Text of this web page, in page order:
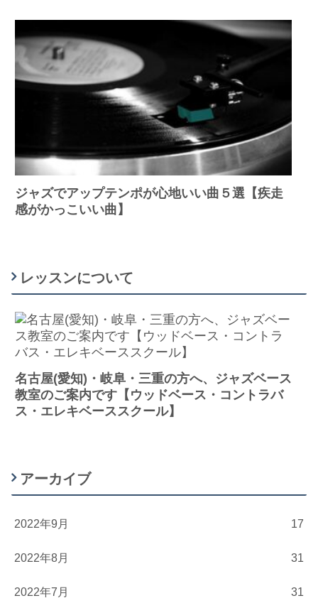
ジャズでアップテンポが心地いい曲５選【疾走
感がかっこいい曲】
レッスンについて
名古屋(愛知)・岐阜・三重の方へ、ジャズベース
教室のご案内です【ウッドベース・コントラバ
ス・エレキベーススクール】
アーカイブ
2022年9月 17
2022年8月 31
2022年7月 31